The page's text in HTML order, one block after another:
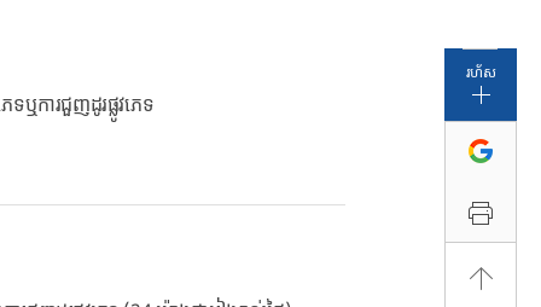
ទឬការជួញដូរផ្លូវភេទ
រហ័ស
ត្រៀមរួចរាល់ដើម្បីចាប់ផ្តើម